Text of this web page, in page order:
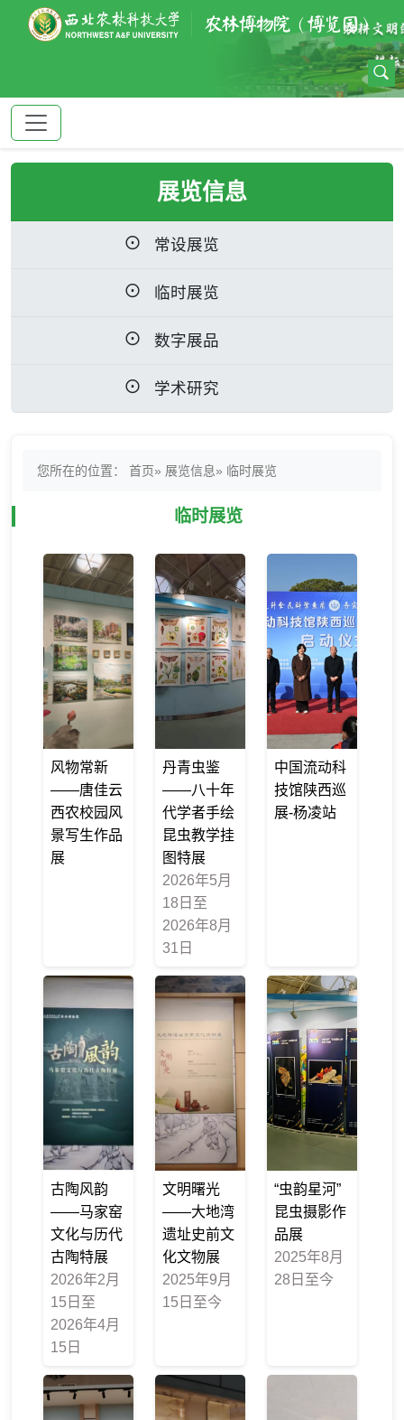
展览信息
常设展览
临时展览
数字展品
学术研究
您所在的位置： 首页» 展览信息» 临时展览
临时展览
风物常新
——唐佳云
西农校园风
景写生作品
展
丹青虫鉴
——八十年
代学者手绘
昆虫教学挂
图特展
2026年5月
18日至
2026年8月
31日
中国流动科
技馆陕西巡
展-杨凌站
古陶风韵
——马家窑
文化与历代
古陶特展
2026年2月
15日至
2026年4月
15日
文明曙光
——大地湾
遗址史前文
化文物展
2025年9月
15日至今
“虫韵星河”
昆虫摄影作
品展
2025年8月
28日至今